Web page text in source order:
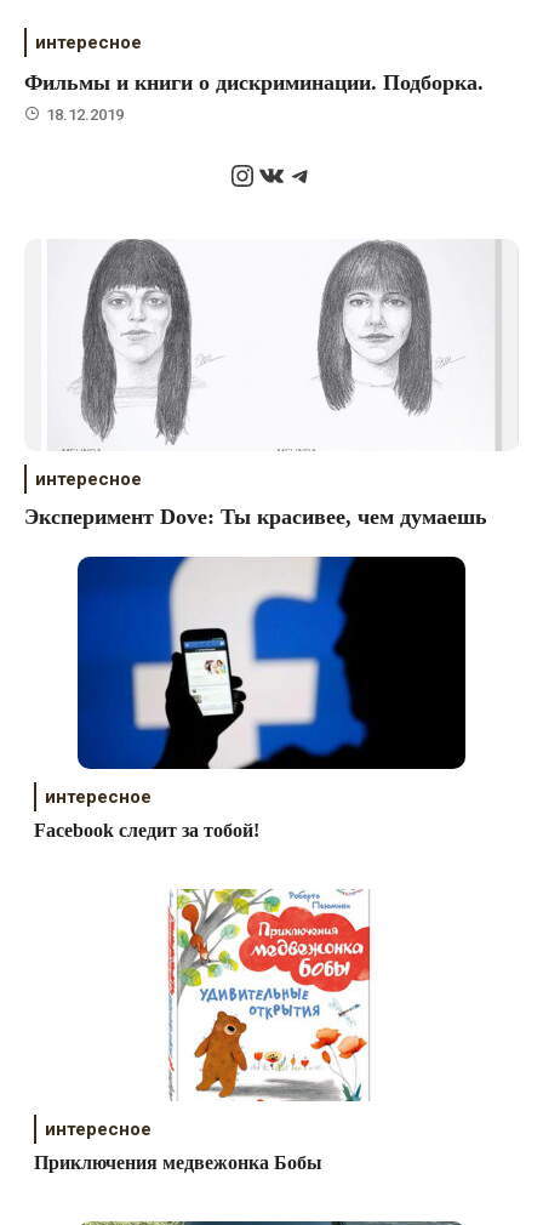
интересное
Фильмы и книги о дискриминации. Подборка.
18.12.2019
Instagram
ВКонтакте
Telegram
интересное
Эксперимент Dove: Ты красивее, чем думаешь
интересное
Facebook следит за тобой!
интересное
Приключения медвежонка Бобы